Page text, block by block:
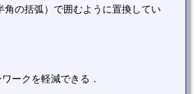
の括弧）で囲むように置換してい
ークを軽減できる．